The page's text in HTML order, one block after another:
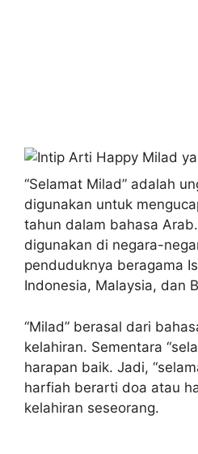
“Selamat Milad” adalah
digunakan untuk
tahun dalam bahasa
digunakan di negara-
penduduknya beragama
Indonesia, Malaysia, dan
“Milad” berasal dari
kelahiran. Sementara
harapan baik. Jadi,
harfiah berarti doa atau
kelahiran seseorang.